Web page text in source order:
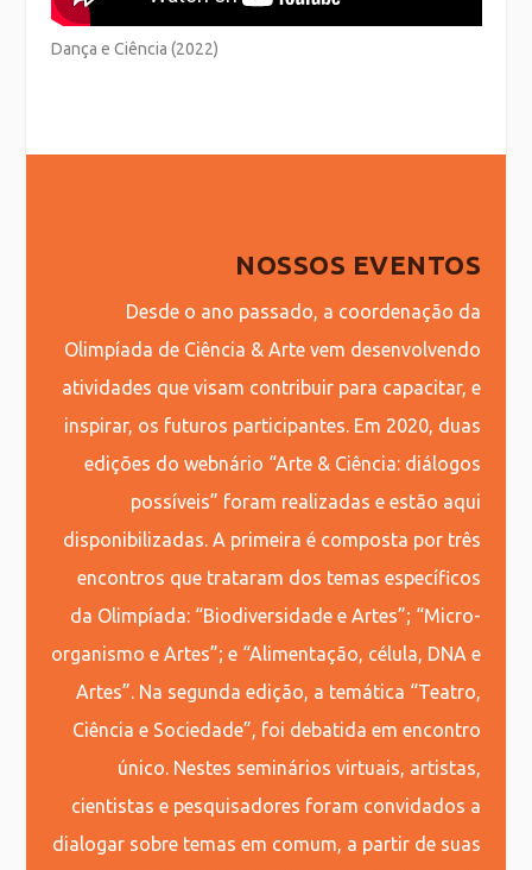
Dança e Ciência (2022)
NOSSOS EVENTOS
Desde o ano passado, a coordenação da
Olimpíada de Ciência & Arte vem desenvolvendo
atividades que visam contribuir para capacitar, e
inspirar, os futuros participantes. Em 2020, duas
edições do webnário “Arte & Ciência: diálogos
possíveis” foram realizadas e estão aqui
disponibilizadas. A primeira é composta por três
encontros que trataram dos temas específicos
da Olimpíada: “Biodiversidade e Artes”; “Micro-
organismo e Artes”; e “Alimentação, célula, DNA e
Artes”. Na segunda edição, a temática “Teatro,
Ciência e Sociedade”, foi debatida em encontro
único. Nestes seminários virtuais, artistas,
cientistas e pesquisadores foram convidados a
dialogar sobre temas em comum, a partir de suas